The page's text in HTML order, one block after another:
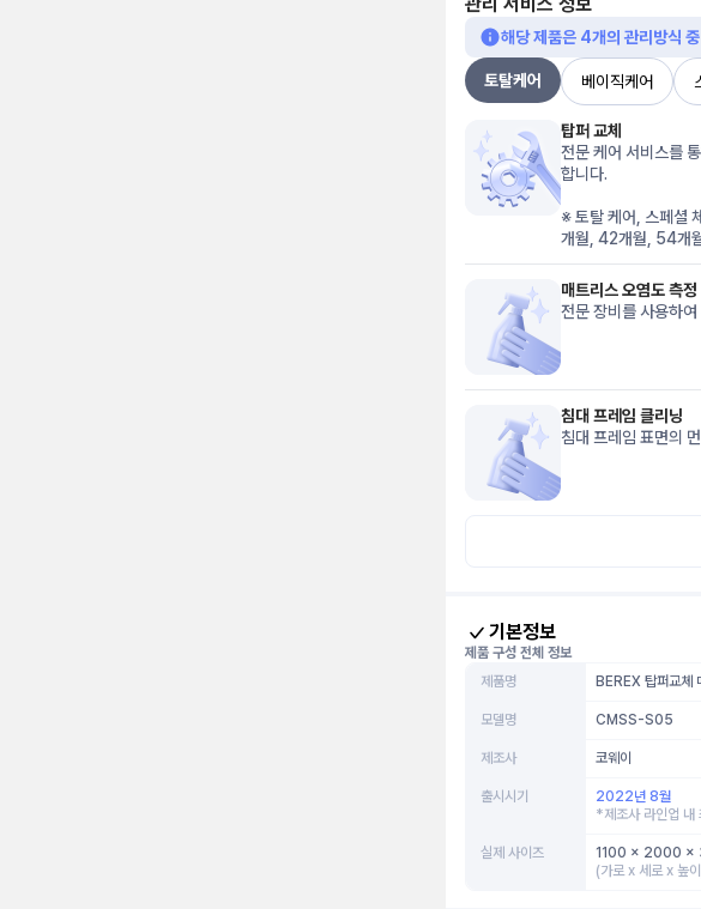
해당 제품은 4개의 관리방식
토탈케어 베이직케어
탑퍼 교체
전문 케어 서비스를
합니다.
※ 토탈 케어, 스페셜
개월, 42개월, 54개
매트리스 오염도 측정
전문 장비를 사용하
침대 프레임 클리닝
침대 프레임 표면의
기본정보
제품 구성 전체 정보
제품명
BEREX 탑퍼교체
모델명 CMSS-S05
제조사 코웨이
출시시기
2022년 8월
*제조사 라인업 내
실제 사이즈
1100 x 2000 x
(가로 x 세로 x 높